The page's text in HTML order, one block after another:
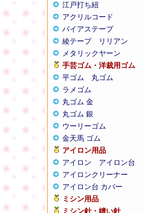
江戸打ち紐
アクリルコード
バイアステープ
綾テープ
リリアン
メタリックヤーン
手芸ゴム・洋裁用ゴム
平ゴム
丸ゴム
ラメゴム
丸ゴム 金
丸ゴム 銀
ウーリーゴム
金天馬 ゴム
アイロン用品
アイロン
アイロン台
アイロンクリーナー
アイロン台 カバー
ミシン用品
ミシン針・縫い針